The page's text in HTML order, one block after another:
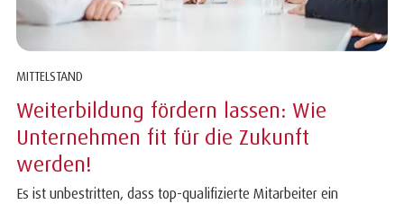
MITTELSTAND
Weiterbildung fördern lassen: Wie
Unternehmen fit für die Zukunft
werden!
Es ist unbestritten, dass top-qualifizierte Mitarbeiter ein